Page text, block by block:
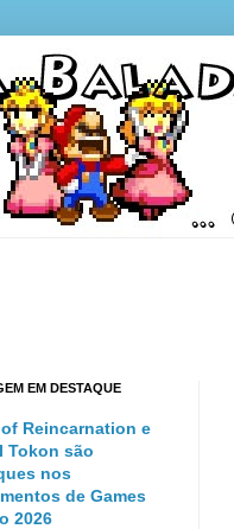
EM DESTAQUE
Reincarnation e
Tokon são
nos
de Games
2026